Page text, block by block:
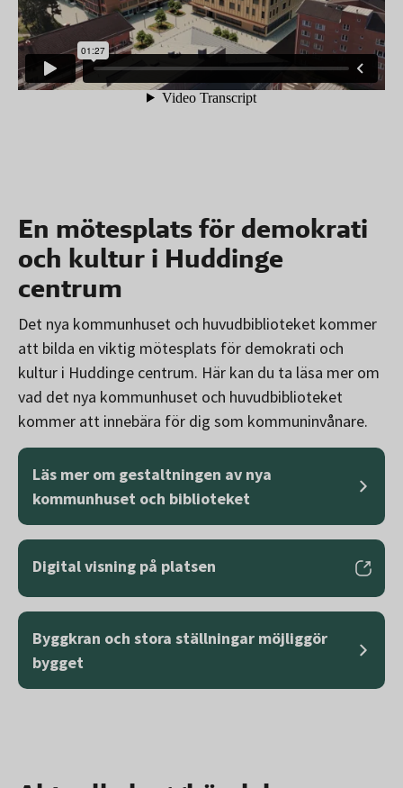
En mötesplats för demokrati
och kultur i Huddinge
centrum
Det nya kommunhuset och huvudbiblioteket kommer
att bilda en viktig mötesplats för demokrati och
kultur i Huddinge centrum. Här kan du ta läsa mer om
vad det nya kommunhuset och huvudbiblioteket
kommer att innebära för dig som kommuninvånare.
Läs mer om gestaltningen av nya
kommunhuset och biblioteket
Digital visning på platsen
Byggkran och stora ställningar möjliggör
bygget